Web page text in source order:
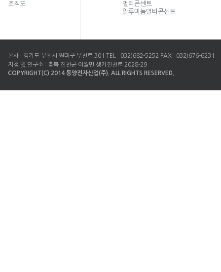
조직도
멀티콘센트
알루미늄멀티콘센트
본사 : 경기도 부천시 원미구 부천로 301 TEL : 032)682-5252 FAX : 032)676-6231
지점 및 연구소 : 충북 진천군 이월면 생거진천로 2028-29
COPYRIGHT(C) 2014 동양전자산업(주). ALL RIGHTS RESERVED.